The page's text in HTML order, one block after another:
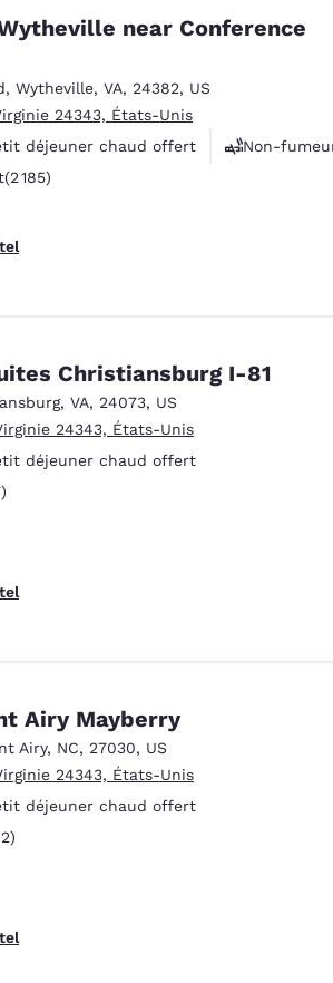
near Conference
, Wytheville, VA, 24382, US
24343, États-Unis
déjeuner chaud offert
Non-
commentaires
(2 185)
Christiansburg I-81
, VA, 24073, US
24343, États-Unis
déjeuner chaud offert
Airy Mayberry
Airy, NC, 27030, US
24343, États-Unis
déjeuner chaud offert